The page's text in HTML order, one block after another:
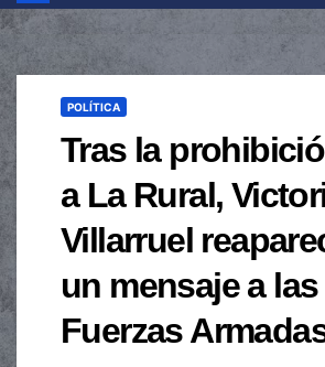
POLÍTICA
Tras la
a La Rural,
Villarruel
un mensaje a las
Fuerzas